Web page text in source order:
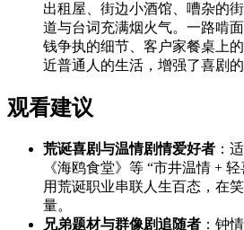
出租屋、街边小酒馆、嘈杂的
道与台词充满烟火气。一路啃
钱争执的细节、客户家餐桌上
近普通人的生活，增强了喜剧
观看建议
荒诞喜剧与温情剧情爱好者 ：
《海鸥食堂》等 “市井温情 +
用荒诞职业串联人生百态，在
量。
兄弟题材与群像剧追随者 ：钟